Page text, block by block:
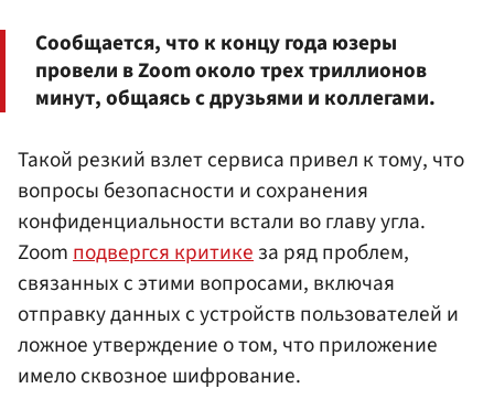
Сообщается, что к концу года юзеры
провели в Zoom около трех триллионов
минут, общаясь с друзьями и коллегами.
Такой резкий взлет сервиса привел к тому, что
вопросы безопасности и сохранения
конфиденциальности встали во главу угла.
Zoomподвергся критикеза ряд проблем,
связанных с этими вопросами, включая
отправку данных с устройств пользователей и
ложное утверждение о том, что приложение
имело сквозное шифрование.